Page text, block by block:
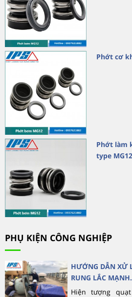
Phớt cơ
Phớt làm
type
PHỤ KIỆN CÔNG NGHIỆP
HƯỚNG DẪN XỬ
RUNG LẮC MẠNH.
Hiện tượng